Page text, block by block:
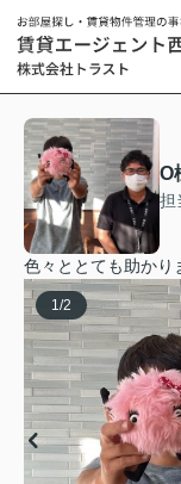
O
担
色々ととても助かり
1/2